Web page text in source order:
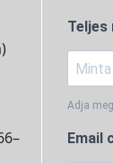
Teljes
Adja
Email